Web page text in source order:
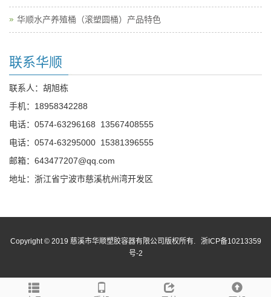
华顺水产养殖桶（滚塑圆桶）产品特色
联系华顺
联系人：胡旭栋
手机： 18958342288
电话： 0574-63296168
13567408555
电话： 0574-63295000 15381396555
邮箱： 643477207@qq.com
地址：浙江省宁波市慈溪杭州湾开发区
Copyright © 2019 慈溪市华顺塑胶容器有限公司版权所有. 浙ICP备10213359
号-2